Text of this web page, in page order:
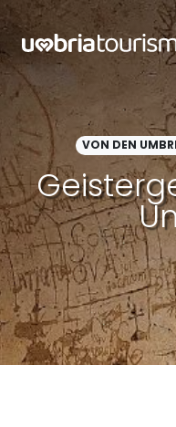
Zum Hauptinhalt
VON DEN